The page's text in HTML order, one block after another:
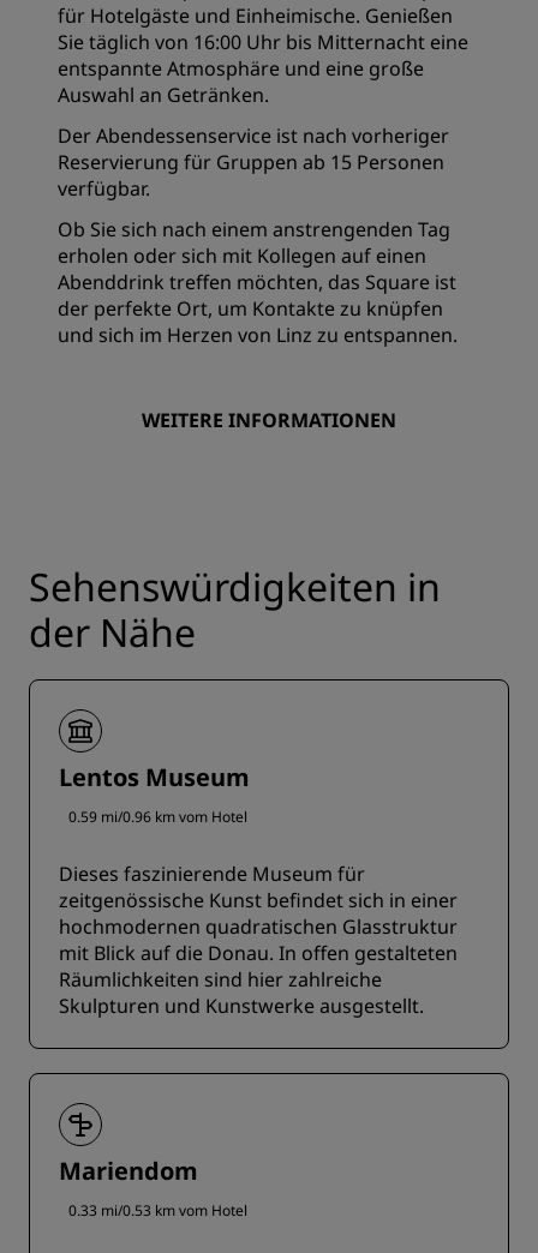
für Hotelgäste und Einheimische. Genießen
Sie täglich von 16:00 Uhr bis Mitternacht eine
entspannte Atmosphäre und eine große
Auswahl an Getränken.
Der Abendessenservice ist nach vorheriger
Reservierung für Gruppen ab 15 Personen
verfügbar.
Ob Sie sich nach einem anstrengenden Tag
erholen oder sich mit Kollegen auf einen
Abenddrink treffen möchten, das Square ist
der perfekte Ort, um Kontakte zu knüpfen
und sich im Herzen von Linz zu entspannen.
WEITERE INFORMATIONEN
Sehenswürdigkeiten in
der Nähe
Lentos Museum
0.59 mi/0.96 km vom Hotel
Dieses faszinierende Museum für
zeitgenössische Kunst befindet sich in einer
hochmodernen quadratischen Glasstruktur
mit Blick auf die Donau. In offen gestalteten
Räumlichkeiten sind hier zahlreiche
Skulpturen und Kunstwerke ausgestellt.
Mariendom
0.33 mi/0.53 km vom Hotel